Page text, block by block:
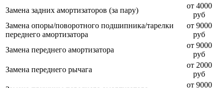
Замена задних амортизаторов (за пару)
от 4000
руб
Замена опоры/поворотного подшипника/тарелки
переднего амортизатора
от 9000
руб
Замена переднего амортизатора
от 9000
руб
Замена переднего рычага
от 2000
руб
от 9000